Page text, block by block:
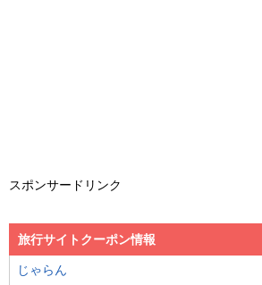
スポンサードリンク
旅行サイトクーポン情報
じゃらん